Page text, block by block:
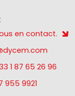
en contact.
1 87 65 26 96
955 9921